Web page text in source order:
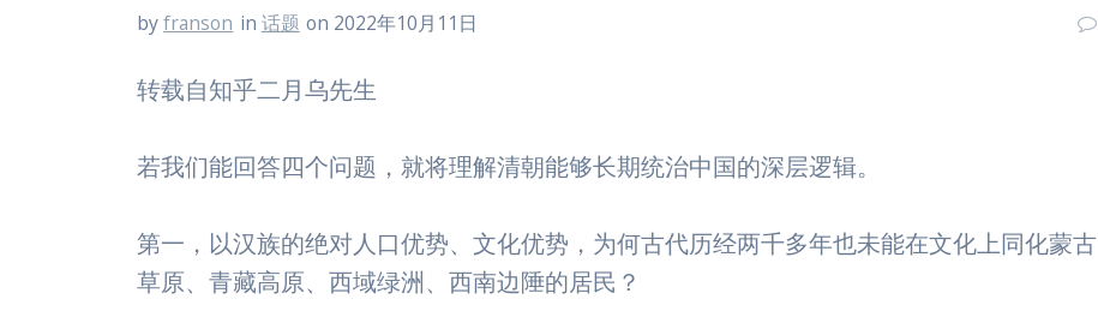
byfranson in 话题 on 2022年10月11日
转载自知乎二月乌先生
若我们能回答四个问题，就将理解清朝能够长期统治中国的深层逻辑。
第一，以汉族的绝对人口优势、文化优势，为何古代历经两千多年也未能在文化上同化蒙古
草原、青藏高原、西域绿洲、西南边陲的居民？